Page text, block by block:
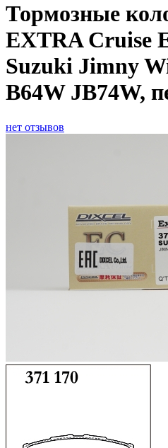
Тормозные
EXTRA Cruise
Suzuki Jimny
B64W JB74W,
нет отзывов